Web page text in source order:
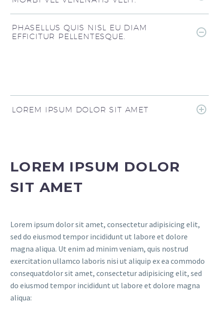
PHASELLUS QUIS NISL EU DIAM
EFFICITUR PELLENTESQUE.
LOREM IPSUM DOLOR SIT AMET
LOREM IPSUM DOLOR
SIT AMET
Lorem ipsum dolor sit amet, consectetur adipisicing elit,
sed do eiusmod tempor incididunt ut labore et dolore
magna aliqua. Ut enim ad minim veniam, quis nostrud
exercitation ullamco laboris nisi ut aliquip ex ea commodo
consequatdolor sit amet, consectetur adipisicing elit, sed
do eiusmod tempor incididunt ut labore et dolore magna
aliqua: